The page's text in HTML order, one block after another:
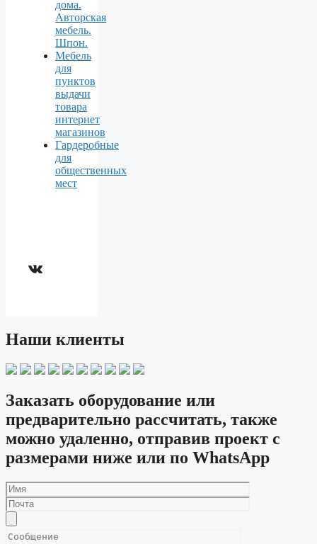
дома.
Авторская
мебель.
Шпон.
Мебель
для
пунктов
выдачи
товара
интернет
магазинов
Гардеробные
для
общественных
мест
ВКонтакте
Наши клиенты
Заказать оборудование или
предварительно рассчитать, также
можно удаленно, отправив проект с
размерами ниже или по WhatsApp